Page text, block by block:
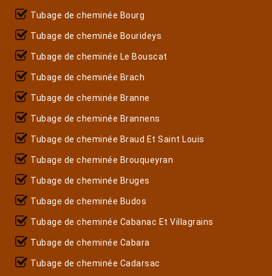
Tubage de cheminée Bourg
Tubage de cheminée Bourideys
Tubage de cheminée Le Bouscat
Tubage de cheminée Brach
Tubage de cheminée Branne
Tubage de cheminée Brannens
Tubage de cheminée Braud Et Saint Louis
Tubage de cheminée Brouqueyran
Tubage de cheminée Bruges
Tubage de cheminée Budos
Tubage de cheminée Cabanac Et Villagrains
Tubage de cheminée Cabara
Tubage de cheminée Cadarsac